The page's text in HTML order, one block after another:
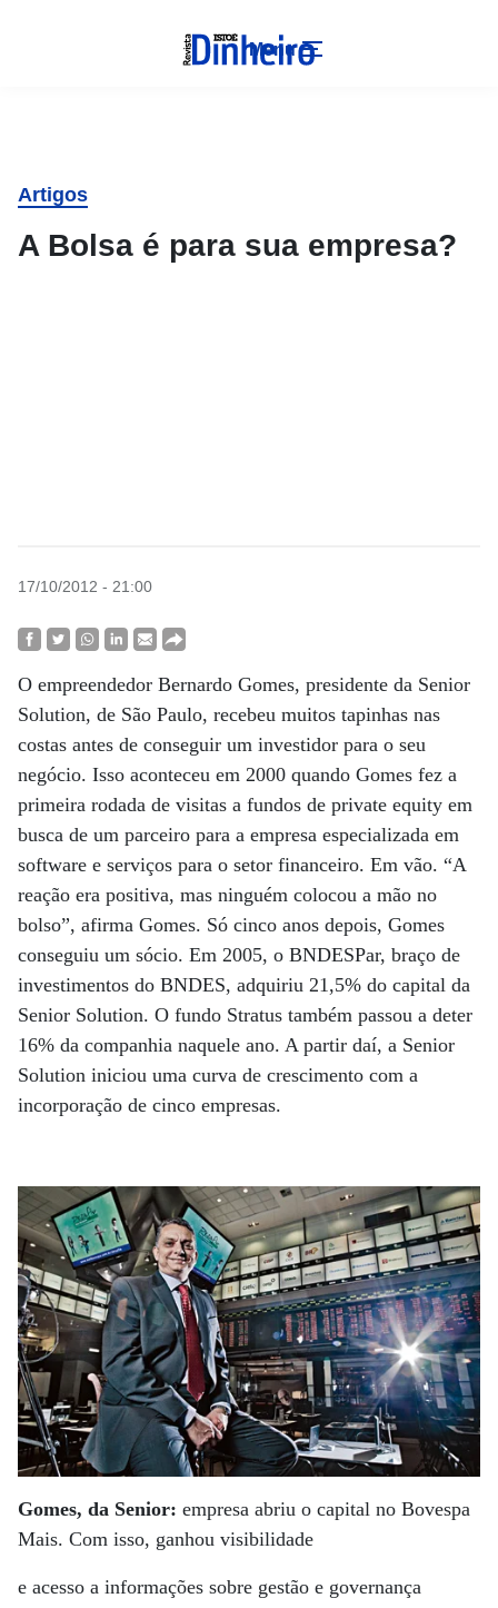
Menu
Artigos
A Bolsa é para sua empresa?
17/10/2012 - 21:00
O empreendedor Bernardo Gomes, presidente da Senior
Solution, de São Paulo, recebeu muitos tapinhas nas
costas antes de conseguir um investidor para o seu
negócio. Isso aconteceu em 2000 quando Gomes fez a
primeira rodada de visitas a fundos de private equity em
busca de um parceiro para a empresa especializada em
software e serviços para o setor financeiro. Em vão. “A
reação era positiva, mas ninguém colocou a mão no
bolso”, afirma Gomes. Só cinco anos depois, Gomes
conseguiu um sócio. Em 2005, o BNDESPar, braço de
investimentos do BNDES, adquiriu 21,5% do capital da
Senior Solution. O fundo Stratus também passou a deter
16% da companhia naquele ano. A partir daí, a Senior
Solution iniciou uma curva de crescimento com a
incorporação de cinco empresas.
Gomes, da Senior: empresa abriu o capital no Bovespa
Mais. Com isso, ganhou visibilidade
e acesso a informações sobre gestão e governança